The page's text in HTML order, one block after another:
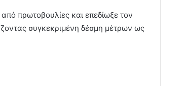
πρωτοβουλίες και επεδίωξε τον
συγκεκριμένη δέσμη μέτρων ως